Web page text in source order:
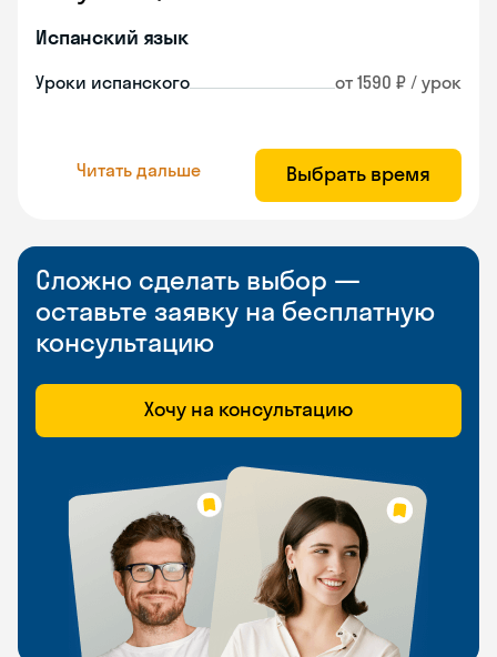
Испанский язык
Уроки испанского от 1590 ₽ / урок
Читать дальше Выбрать время
Сложно сделать выбор —
оставьте заявку на бесплатную
консультацию
Хочу на консультацию